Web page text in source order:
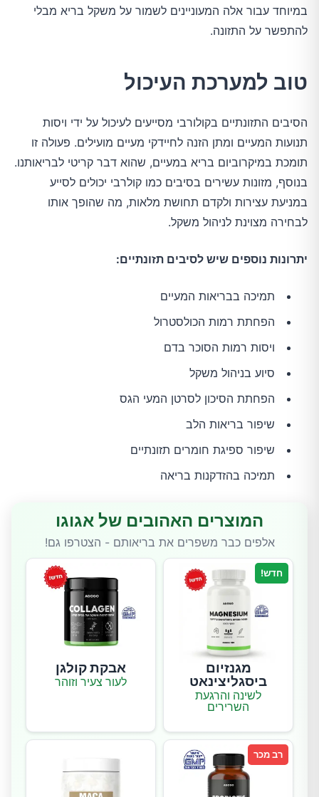
במיוחד עבור אלה המעוניינים לשמור על משקל בריא מבלי
להתפשר על התזונה.
טוב למערכת העיכול
הסיבים התזונתיים בקולורבי מסייעים לעיכול על ידי ויסות
תנועות המעיים ומתן הזנה לחיידקי מעיים מועילים. פעולה זו
תומכת במיקרוביום בריא במעיים, שהוא דבר קריטי לבריאותנו.
בנוסף, מזונות עשירים בסיבים כמו קולרבי יכולים לסייע
במניעת עצירות ולקדם תחושת מלאות, מה שהופך אותו
לבחירה מצוינת לניהול משקל.
יתרונות נוספים שיש לסיבים תזונתיים:
תמיכה בבריאות המעיים
הפחתת רמות הכולסטרול
ויסות רמות הסוכר בדם
סיוע בניהול משקל
הפחתת הסיכון לסרטן המעי הגס
שיפור בריאות הלב
שיפור ספיגת חומרים תזונתיים
תמיכה בהזדקנות בריאה
המוצרים האהובים של אגוגו
אלפים כבר משפרים את בריאותם - הצטרפו גם!
חדש!
מגנזיום
ביסגליצינאט
לשינה והרגעת
השרירים
אבקת קולגן
לעור צעיר וזוהר
רב מכר